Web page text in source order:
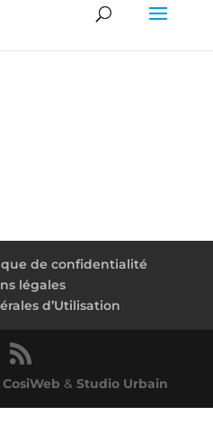
de confidentialité
légales
d’Utilisation
&Studio Urbain